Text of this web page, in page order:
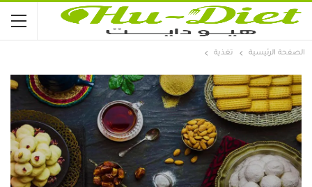
الصفحة الرئيسية تغذية